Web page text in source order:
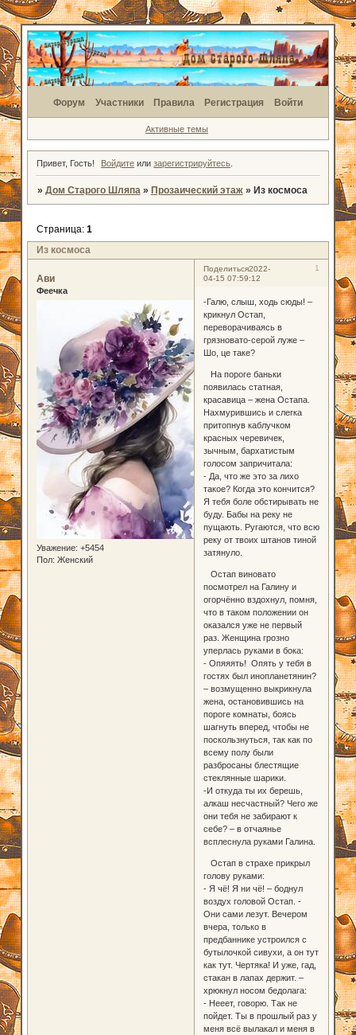
Форум Участники Правила Регистрация Войти
Активные темы
Привет, Гость! Войдите илизарегистрируйтесь
» Дом Старого Шляпа » Прозаический этаж » Из космоса
Из космоса
Страница: 1
Поделиться 1
2022-
04-15 07:59:12
Ави
Феечка
Уважение: +5454
Пол: Женский
-Галю, слыш, ходь сюды! –
крикнул Остап,
переворачиваясь в
грязновато-серой луже –
Шо, це таке?
На пороге баньки
появилась статная,
красавица – жена Остапа.
Нахмурившись и слегка
притопнув каблучком
красных черевичек,
зычным, бархатистым
голосом запричитала:
- Да, что же это за лихо
такое? Когда это кончится?
Я тебя боле обстирывать не
буду. Бабы на реку не
пущають. Ругаются, что всю
реку от твоих штанов тиной
затянуло.
Остап виновато
посмотрел на Галину и
огорчённо вздохнул, помня,
что в таком положении он
оказался уже не первый
раз. Женщина грозно
уперлась руками в бока:
- Опяяять! Опять у тебя в
гостях был инопланетянин?
– возмущенно выкрикнула
жена, остановившись на
пороге комнаты, боясь
шагнуть вперед, чтобы не
поскользнуться, так как по
всему полу были
разбросаны блестящие
стеклянные шарики.
-И откуда ты их берешь,
алкаш несчастный? Чего же
они тебя не забирают к
себе? – в отчаянье
всплеснула руками Галина.
Остап в страхе прикрыл
голову руками:
- Я чё! Я ни чё! – боднул
воздух головой Остап. -
Они сами лезут. Вечером
вчера, только в
предбаннике устроился с
бутылочкой сивухи, а он тут
как тут. Чертяка! И уже, гад,
стакан в лапах держит. –
хрюкнул носом бедолага:
- Нееет, говорю. Так не
пойдет. Ты в прошлый раз у
меня всё вылакал и меня в